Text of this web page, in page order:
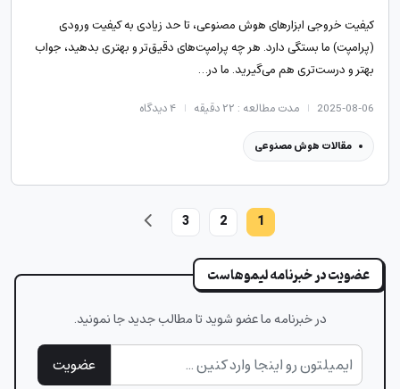
کیفیت خروجی ابزارهای هوش مصنوعی، تا حد زیادی به کیفیت ورودی
(پرامپت) ما بستگی دارد. هر چه پرامپت‌های دقیق‌تر و بهتری بدهید، جواب
بهتر و درست‌تری هم می‌‌گیرید. ما در…
2025-08-06 مدت مطالعه : ۲۲ دقیقه ۴دیدگاه
مقالات هوش مصنوعی
1
2
3
عضویت در خبرنامه لیموهاست
در خبرنامه ما عضو شوید تا مطالب جدید جا نمونید.
عضویت